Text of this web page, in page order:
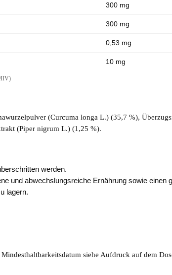
300 mg
300 mg
0,53 mg
10 mg
(Curcuma longa L.) (35,7 %),
(Piper nigrum L.) (1,25 %).
werden.
und abwechslungsreiche Ernährung sowie einen
lagern.
siehe Aufdruck auf dem